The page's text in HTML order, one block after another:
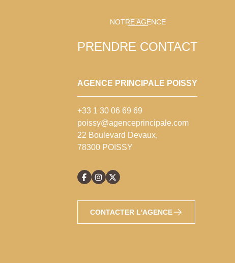
NOTRE AGENCE
PRENDRE CONTACT
AGENCE PRINCIPALE POISSY
+33 1 30 06 69 69
poissy@agenceprincipale.com
22 Boulevard Devaux,
78300 POISSY
CONTACTER L'AGENCE